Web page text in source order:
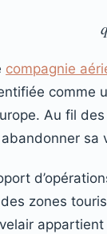
compagnie
comme
Au fil
zones